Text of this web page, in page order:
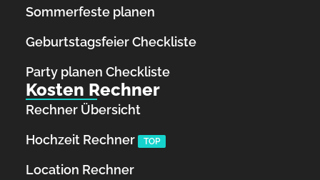
Sommerfeste planen
Geburtstagsfeier Checkliste
Party planen Checkliste
Kosten Rechner
Rechner Übersicht
Hochzeit Rechner
TOP
Location Rechner